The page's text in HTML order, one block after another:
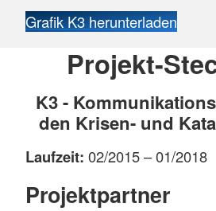
Grafik K3 herunterladen
Projekt-
K3 -
den Krisen- und
Laufzeit: 02/2015 – 01/2018
Projektpartner